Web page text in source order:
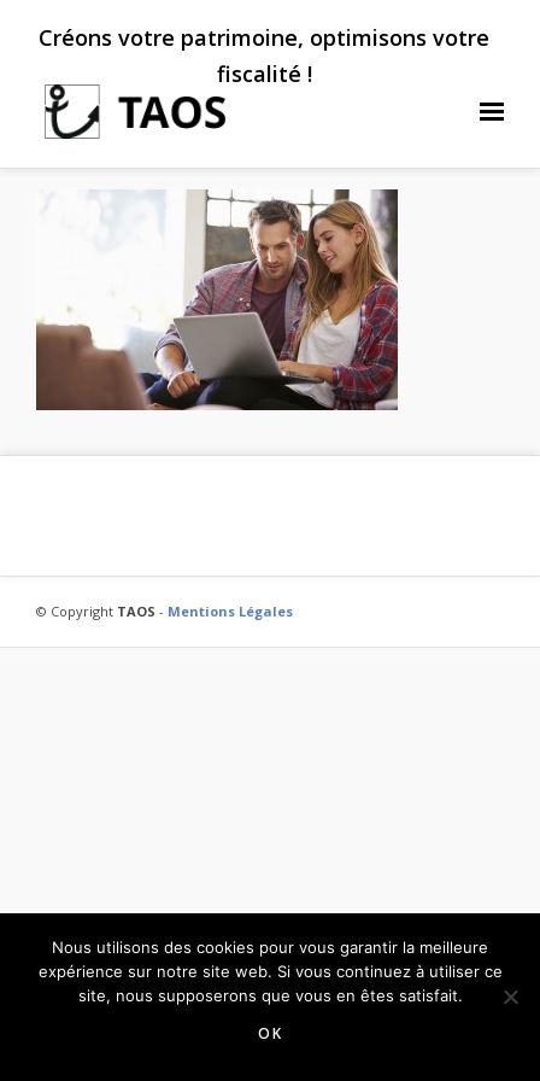
Créons votre patrimoine, optimisons votre
fiscalité !
© Copyright TAOS - Mentions Légales
Nous utilisons des cookies pour vous garantir la meilleure
expérience sur notre site web. Si vous continuez à utiliser ce
site, nous supposerons que vous en êtes satisfait.
OK